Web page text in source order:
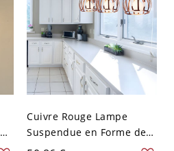
Cuivre Rouge Lampe
Suspendue en Forme de
Cage de Dôme en Métal à